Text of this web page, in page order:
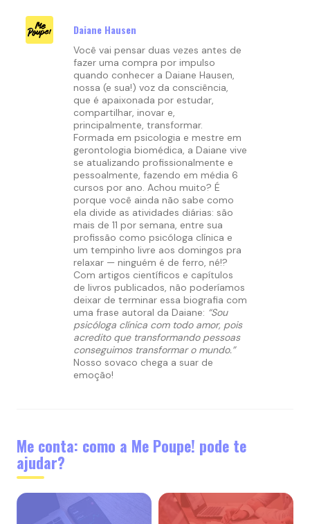
Daiane Hausen
Você vai pensar duas vezes antes de
fazer uma compra por impulso
quando conhecer a Daiane Hausen,
nossa (e sua!) voz da consciência,
que é apaixonada por estudar,
compartilhar, inovar e,
principalmente, transformar.
Formada em psicologia e mestre em
gerontologia biomédica, a Daiane vive
se atualizando profissionalmente e
pessoalmente, fazendo em média 6
cursos por ano. Achou muito? É
porque você ainda não sabe como
ela divide as atividades diárias: são
mais de 11 por semana, entre sua
profissão como psicóloga clínica e
um tempinho livre aos domingos pra
relaxar — ninguém é de ferro, né!?
Com artigos científicos e capítulos
de livros publicados, não poderíamos
deixar de terminar essa biografia com
uma frase autoral da Daiane: “Sou
psicóloga clínica com todo amor, pois
acredito que transformando pessoas
conseguimos transformar o mundo.”
Nosso sovaco chega a suar de
emoção!
Me conta: como a Me Poupe! pode te
ajudar?